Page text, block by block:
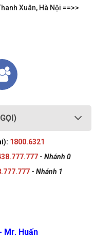
Xuân, Hà Nội ==>>
1800.6321
- Nhánh 0
- Nhánh 1
Mr. Huấn